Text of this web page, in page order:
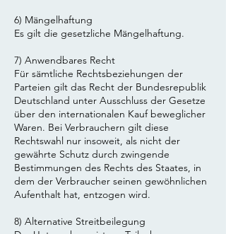
6) Mängelhaftung
Es gilt die gesetzliche Mängelhaftung.
7) Anwendbares Recht
Für sämtliche Rechtsbeziehungen der
Parteien gilt das Recht der Bundesrepublik
Deutschland unter Ausschluss der Gesetze
über den internationalen Kauf beweglicher
Waren. Bei Verbrauchern gilt diese
Rechtswahl nur insoweit, als nicht der
gewährte Schutz durch zwingende
Bestimmungen des Rechts des Staates, in
dem der Verbraucher seinen gewöhnlichen
Aufenthalt hat, entzogen wird.
8) Alternative Streitbeilegung